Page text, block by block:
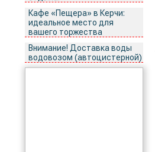
Кафе «Пещера» в Керчи:
идеальное место для
вашего торжества
Внимание! Доставка воды
водовозом (автоцистерной)